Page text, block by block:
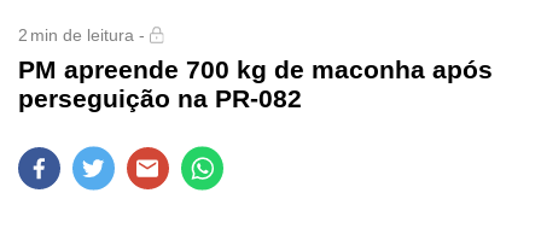
2 min de leitura -
PM apreende 700 kg de maconha após
perseguição na PR-082